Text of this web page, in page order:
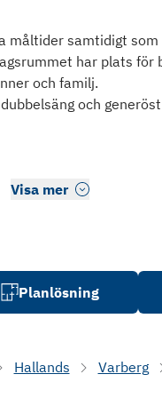
måltider samtidigt som
har plats för
och familj.
och
Visa mer
Planlösning
Hallands Varberg